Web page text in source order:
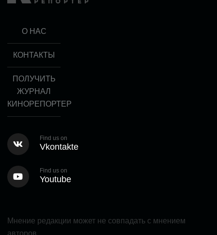
О НАС
КОНТАКТЫ
ПОЛУЧИТЬ
ЖУРНАЛ
КИНОРЕПОРТЕР
Find us on
Vkontakte
Find us on
Youtube
Мнение редакции может не совпадать с мнением
авторов.